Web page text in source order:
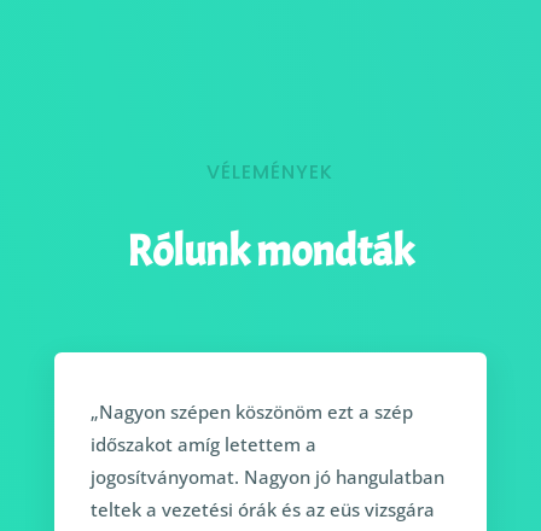
VÉLEMÉNYEK
Rólunk mondták
„Nagyon szépen köszönöm ezt a szép
időszakot amíg letettem a
jogosítványomat. Nagyon jó hangulatban
teltek a vezetési órák és az eüs vizsgára